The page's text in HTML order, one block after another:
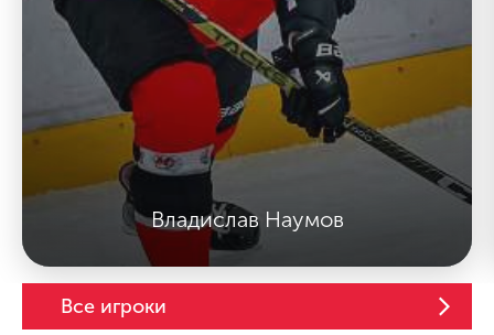
Владислав Наумов
12
Очков
Голов
Голевых передач
1
Все игроки